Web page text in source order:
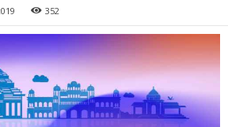
352